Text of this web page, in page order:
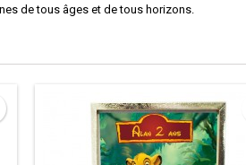
de tous âges et de tous horizons.